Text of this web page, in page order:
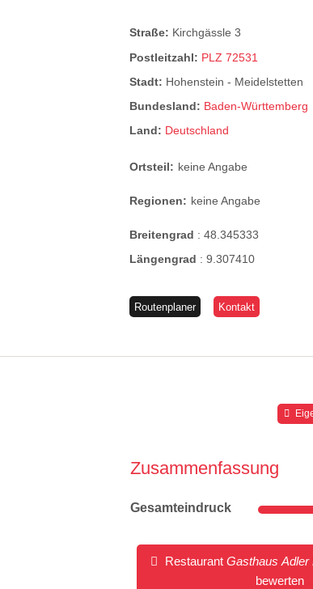
Straße: Kirchgässle 3
Postleitzahl: PLZ 72531
Stadt: Hohenstein - Meidelstetten
Bundesland: Baden-Württemberg
Land: Deutschland
Ortsteil: keine Angabe
Regionen: keine Angabe
Breitengrad :48.345333
Längengrad :9.307410
Routenplaner Kontakt
Zusammenfassung
Gesamteindruck
Restaurant Gasthaus Adler
bewerten